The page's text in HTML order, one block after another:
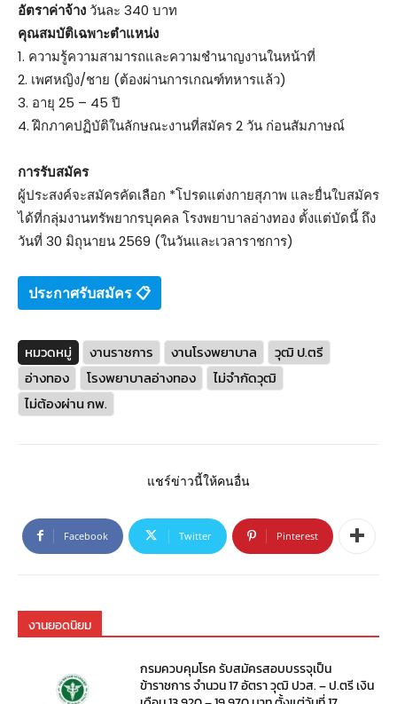
อัตราค่าจ้าง วันละ 340 บาท
คุณสมบัติเฉพาะตำแหน่ง
1. ความรู้ความสามารถและความชำนาญงานในหน้าที่
2. เพศหญิง/ชาย (ต้องผ่านการเกณฑ์ทหารแล้ว)
3. อายุ 25 – 45 ปี
4. ฝึกภาคปฏิบัติในลักษณะงานที่สมัคร 2 วัน ก่อนสัมภาษณ์
การรับสมัคร
ผู้ประสงค์จะสมัครคัดเลือก *โปรดแต่งกายสุภาพ และยื่นใบสมัคร
ได้ที่กลุ่มงานทรัพยากรบุคคล โรงพยาบาลอ่างทอง ตั้งแต่บัดนี้ ถึง
วันที่ 30 มิถุนายน 2569 (ในวันและเวลาราชการ)
ประกาศรับสมัคร 📋
หมวดหมู่ งานราชการ งานโรงพยาบาล
วุฒิ ป.ตรี
อ่างทอง
โรงพยาบาลอ่างทอง
ไม่จำกัดวุฒิ
ไม่ต้องผ่าน กพ.
แชร์ข่าวนี้ให้คนอื่น
Facebook Twitter Pinterest
งานยอดนิยม
กรมควบคุมโรค รับสมัครสอบบรรจุเป็น
ข้าราชการ จำนวน 17 อัตรา วุฒิ ปวส. – ป.ตรี เงิน